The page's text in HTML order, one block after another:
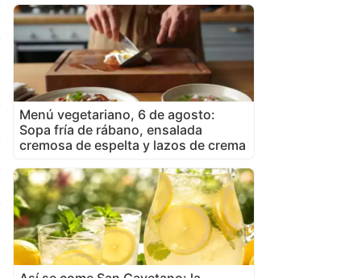
Menú vegetariano, 6 de agosto:
Sopa fría de rábano, ensalada
cremosa de espelta y lazos de crema